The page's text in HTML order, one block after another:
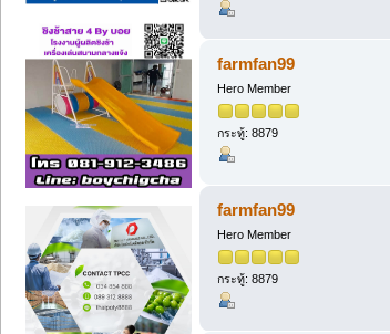
farmfan99
Hero Member
กระทู้: 8879
farmfan99
Hero Member
กระทู้: 8879